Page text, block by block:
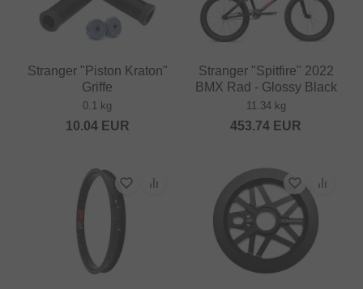
Stranger "Piston Kraton"
Griffe
0.1 kg
10.04EUR
Stranger "Spitfire" 2022
BMX Rad - Glossy Black
11.34 kg
453.74 EUR